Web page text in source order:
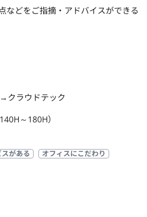
などをご指摘・アドバイスができる
クラウドテック
～180H）
がある
オフィスにこだわり